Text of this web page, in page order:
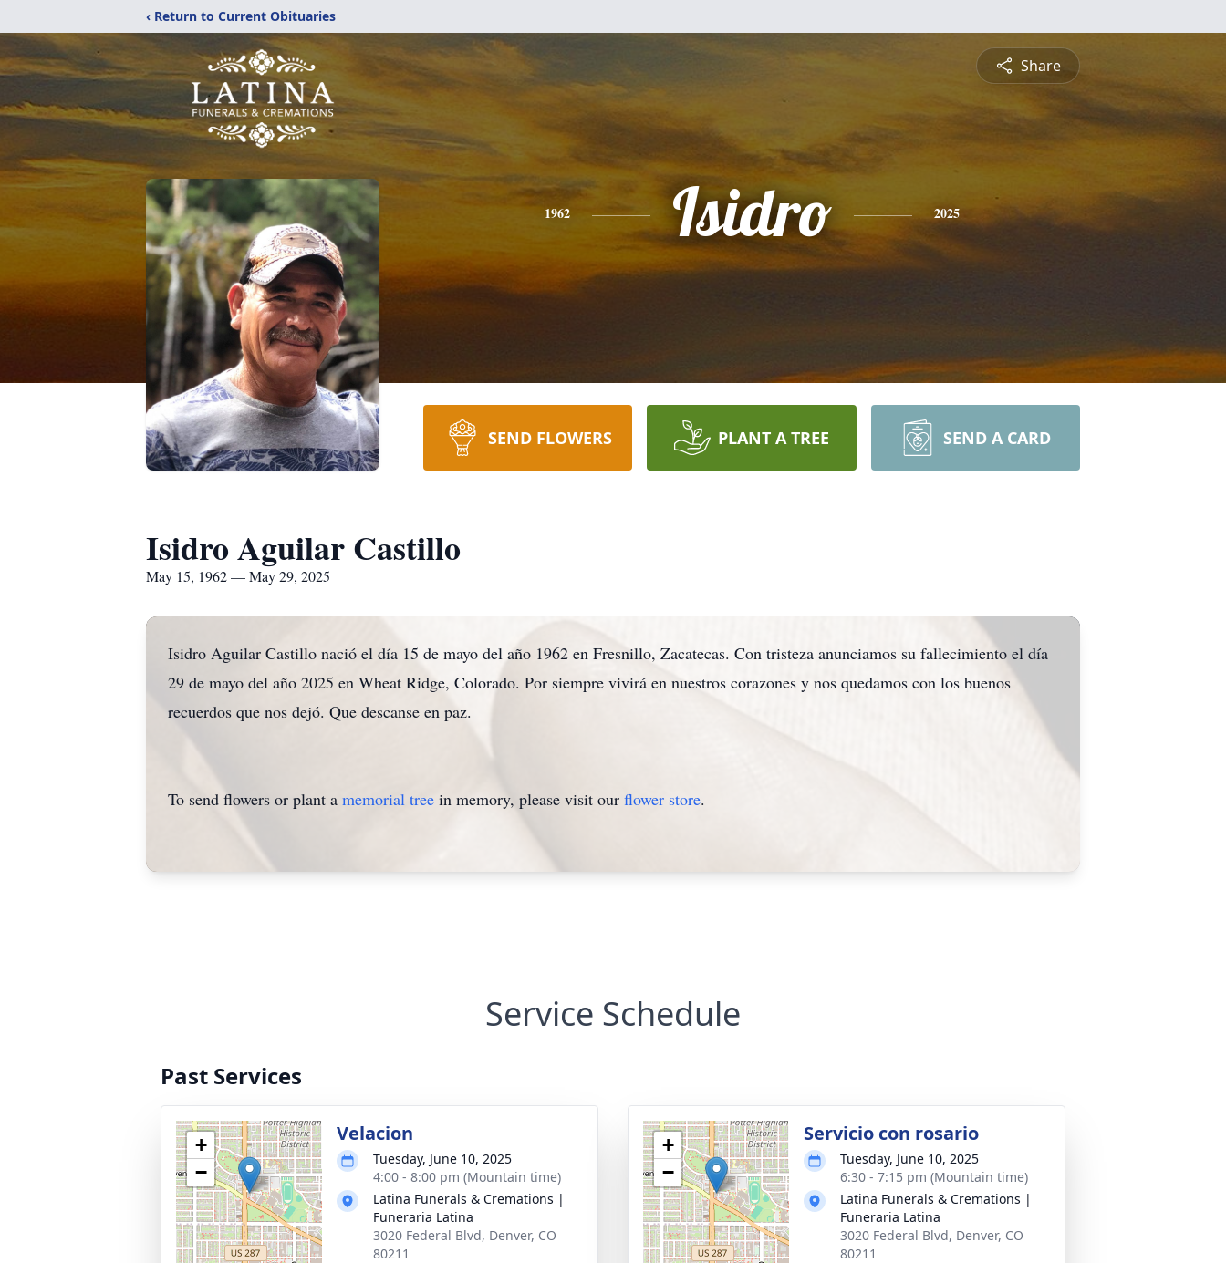
‹ Return to Current Obituaries
Share
1962 Isidro 2025
SEND FLOWERS PLANT A TREE SEND A CARD
Isidro Aguilar Castillo
May 15, 1962 — May 29, 2025
Isidro Aguilar Castillo nació el día 15 de mayo del año 1962 en Fresnillo, Zacatecas. Con tristeza anunciamos su fallecimiento el día
29 de mayo del año 2025 en Wheat Ridge, Colorado. Por siempre vivirá en nuestros corazones y nos quedamos con los buenos
recuerdos que nos dejó. Que descanse en paz.
To send flowers or plant a memorial tree in memory, please visit our flower store.
Service Schedule
Past Services
+
−
Velacion
Tuesday, June 10, 2025
4:00 - 8:00 pm (Mountain time)
Latina Funerals & Cremations |
Funeraria Latina
3020 Federal Blvd, Denver, CO
80211
+
−
Servicio con rosario
Tuesday, June 10, 2025
6:30 - 7:15 pm (Mountain time)
Latina Funerals & Cremations |
Funeraria Latina
3020 Federal Blvd, Denver, CO
80211